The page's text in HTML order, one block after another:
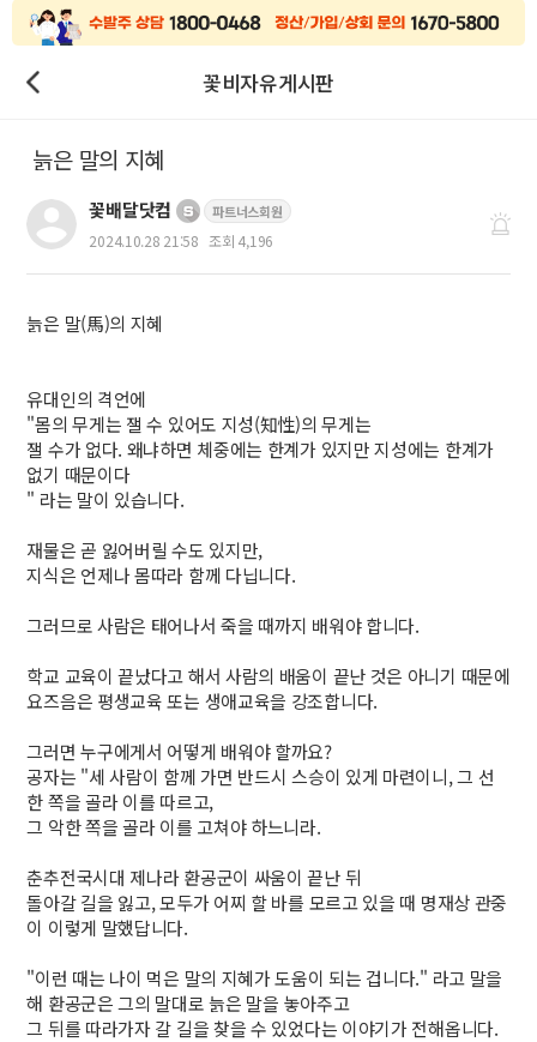
꽃비자유게시판
늙은 말의 지혜
꽃배달닷컴 파트너스회원
2024.10.28 21:58 조회 4,196
늙은 말(馬)의 지혜
유대인의 격언에
"몸의 무게는 잴 수 있어도 지성(知性)의 무게는
잴 수가 없다. 왜냐하면 체중에는 한계가 있지만 지성에는 한계가
없기 때문이다
" 라는 말이 있습니다.
재물은 곧 잃어버릴 수도 있지만,
지식은 언제나 몸따라 함께 다닙니다.
그러므로 사람은 태어나서 죽을 때까지 배워야 합니다.
학교 교육이 끝났다고 해서 사람의 배움이 끝난 것은 아니기 때문에
요즈음은 평생교육 또는 생애교육을 강조합니다.
그러면 누구에게서 어떻게 배워야 할까요?
공자는 "세 사람이 함께 가면 반드시 스승이 있게 마련이니, 그 선
한 쪽을 골라 이를 따르고,
그 악한 쪽을 골라 이를 고쳐야 하느니라.
춘추전국시대 제나라 환공군이 싸움이 끝난 뒤
돌아갈 길을 잃고, 모두가 어찌 할 바를 모르고 있을 때 명재상 관중
이 이렇게 말했답니다.
"이런 때는 나이 먹은 말의 지혜가 도움이 되는 겁니다." 라고 말을
해 환공군은 그의 말대로 늙은 말을 놓아주고
그 뒤를 따라가자 갈 길을 찾을 수 있었다는 이야기가 전해옵니다.